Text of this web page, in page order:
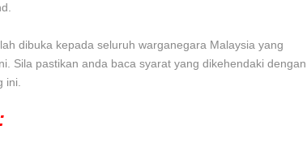
dibuka kepada seluruh warganegara Malaysia yang
Sila pastikan anda baca syarat yang dikehendaki dengan
ini.